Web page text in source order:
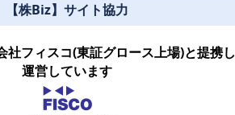
【株Biz】サイト協力
社フィスコ(東証グロース上場)と提携
運営しています